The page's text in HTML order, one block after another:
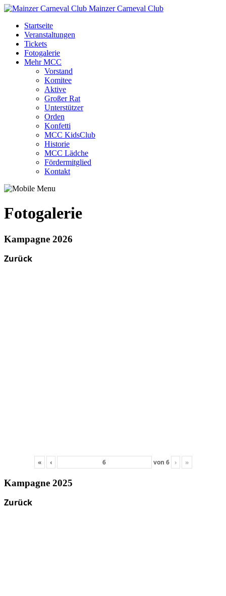
Mainzer Carneval Club
Startseite
Veranstaltungen
Tickets
Fotogalerie
Mehr MCC
Vorstand
Komitee
Aktive
Großer Rat
Unterstützer
Orden
Konfetti
MCC KidsClub
Historie
MCC Lädche
Fördermitglied
Kontakt
Fotogalerie
Kampagne 2026
Zurück
« ‹ von 6 › »
Kampagne 2025
Zurück